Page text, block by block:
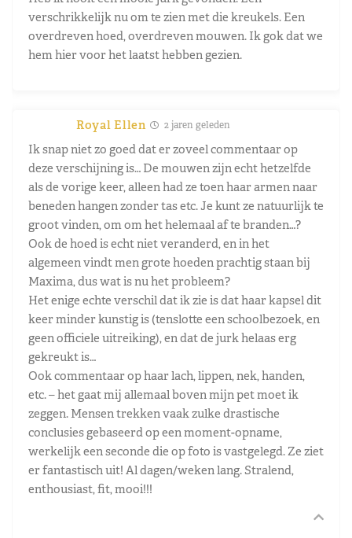
verschrikkelijk nu om te zien met die kreukels. Een
overdreven hoed, overdreven mouwen. Ik gok dat we
hem hier voor het laatst hebben gezien.
Royal Ellen 2 jaren geleden
Ik snap niet zo goed dat er zoveel commentaar op
deze verschijning is… De mouwen zijn echt hetzelfde
als de vorige keer, alleen had ze toen haar armen naar
beneden hangen zonder tas etc. Je kunt ze natuurlijk te
groot vinden, om om het helemaal af te branden…?
Ook de hoed is echt niet veranderd, en in het
algemeen vindt men grote hoeden prachtig staan bij
Maxima, dus wat is nu het probleem?
Het enige echte verschil dat ik zie is dat haar kapsel dit
keer minder kunstig is (tenslotte een schoolbezoek, en
geen officiele uitreiking), en dat de jurk helaas erg
gekreukt is…
Ook commentaar op haar lach, lippen, nek, handen,
etc. – het gaat mij allemaal boven mijn pet moet ik
zeggen. Mensen trekken vaak zulke drastische
conclusies gebaseerd op een moment-opname,
werkelijk een seconde die op foto is vastgelegd. Ze ziet
er fantastisch uit! Al dagen/weken lang. Stralend,
enthousiast, fit, mooi!!!